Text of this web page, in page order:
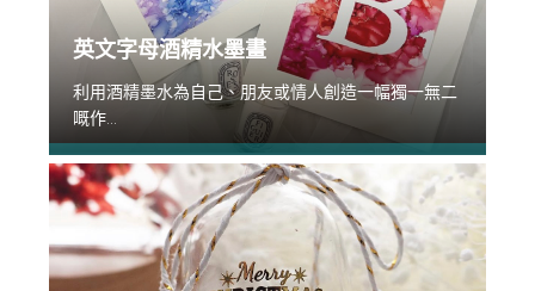
英文字母酒精水墨畫
利用酒精墨水為自己、朋友或情人創造一幅獨一無二
嘅作...